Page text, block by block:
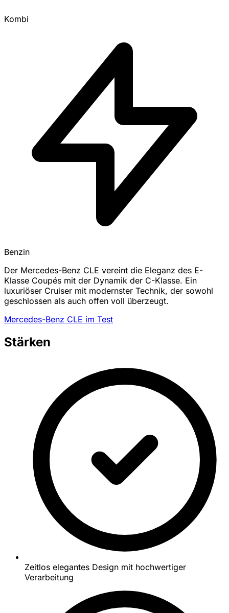
Kombi
Benzin
Der Mercedes-Benz CLE vereint die Eleganz des E-
Klasse Coupés mit der Dynamik der C-Klasse. Ein
luxuriöser Cruiser mit modernster Technik, der sowohl
geschlossen als auch offen voll überzeugt.
Mercedes-Benz CLE im Test
Stärken
Zeitlos elegantes Design mit hochwertiger
Verarbeitung